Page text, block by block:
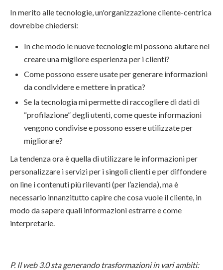
In merito alle tecnologie, un'organizzazione cliente-centrica
dovrebbe chiedersi:
In che modo le nuove tecnologie mi possono aiutare nel
creare una migliore esperienza per i clienti?
Come possono essere usate per generare informazioni
da condividere e mettere in pratica?
Se la tecnologia mi permette di raccogliere di dati di
“profilazione” degli utenti, come queste informazioni
vengono condivise e possono essere utilizzate per
migliorare?
La tendenza ora è quella di utilizzare le informazioni per
personalizzare i servizi per i singoli clienti e per diffondere
on line i contenuti più rilevanti (per l’azienda), ma è
necessario innanzitutto capire che cosa vuole il cliente, in
modo da sapere quali informazioni estrarre e come
interpretarle.
P. Il web 3.0 sta generando trasformazioni in vari ambiti: